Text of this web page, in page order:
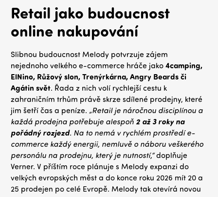
Retail jako budoucnost
online nakupování
Slibnou budoucnost Melody potvrzuje zájem
nejednoho velkého e-commerce hráče jako4camping,
ElNino, Růžový slon, Trenýrkárna, Angry Beards či
Agátin svět. Řada z nich volí rychlejší cestu k
zahraničním trhům právě skrze sdílené prodejny, které
jim šetří čas a peníze. „Retail je náročnou disciplínou a
každá prodejna potřebuje alespoň 2 až 3 roky na
pořádný rozjezd. Na to nemá v rychlém prostředí e-
commerce každý energii, nemluvě o náboru veškerého
personálu na prodejnu, který je nutností,“doplňuje
Verner. V příštím roce plánuje s Melody expanzi do
velkých evropských měst a do konce roku 2026 mít 20 a
25 prodejen po celé Evropě. Melody tak otevírá novou